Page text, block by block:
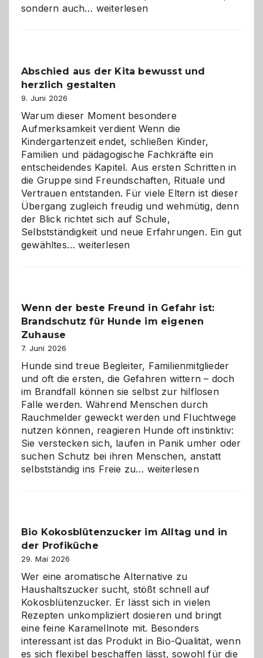
sondern auch… Bad
verstehen
weiterlesen
Abschied aus der Kita bewusst und
herzlich gestalten
9. Juni 2026
Warum dieser Moment besondere
Aufmerksamkeit verdient Wenn die
Kindergartenzeit endet, schließen Kinder,
Familien und pädagogische Fachkräfte ein
entscheidendes Kapitel. Aus ersten Schritten in
die Gruppe sind Freundschaften, Rituale und
Vertrauen entstanden. Für viele Eltern ist dieser
Übergang zugleich freudig und wehmütig, denn
der Blick richtet sich auf Schule,
Selbstständigkeit und neue Erfahrungen. Ein gut
gewähltes…Abschied
und
herzlich
weiterlesen
Wenn der beste Freund in Gefahr ist:
Brandschutz für Hunde im eigenen
Zuhause
7. Juni 2026
Hunde sind treue Begleiter, Familienmitglieder
und oft die ersten, die Gefahren wittern – doch
im Brandfall können sie selbst zur hilflosen
Falle werden. Während Menschen durch
Rauchmelder geweckt werden und Fluchtwege
nutzen können, reagieren Hunde oft instinktiv:
Sie verstecken sich, laufen in Panik umher oder
suchen Schutz bei ihren Menschen, anstatt
selbstständig ins Freie zu… Wenn
Gefahr
für
Hunde
im
eigenen
Zuhause
weiterlesen
Bio Kokosblütenzucker im Alltag und in
der Profiküche
29. Mai 2026
Wer eine aromatische Alternative zu
Haushaltszucker sucht, stößt schnell auf
Kokosblütenzucker. Er lässt sich in vielen
Rezepten unkompliziert dosieren und bringt
eine feine Karamellnote mit. Besonders
interessant ist das Produkt in Bio-Qualität, wenn
es sich flexibel beschaffen lässt, sowohl für die